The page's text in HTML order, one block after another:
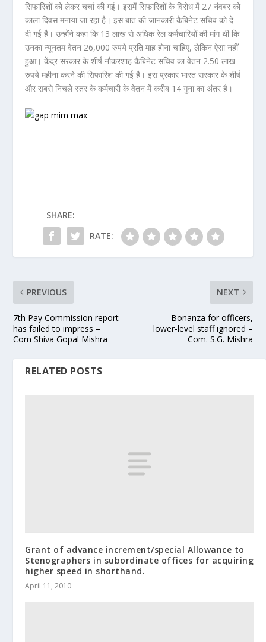
सिफारिशों को लेकर चर्चा की गई। इसमें सिफारिशों के विरोध में 27 नंवबर को
काला दिवस मनाया जा रहा है। इस बात की जानकारी कैबिनेट सचिव को दे
दी गई है। उन्होंने कहा कि 13 लाख से अधिक रेल कर्मचारियों की मांग थी कि
उनका न्यूनतम वेतन 26,000 रुपये प्रति माह होना चाहिए, लेकिन ऐसा नहीं
हुआ। केंद्र सरकार के शीर्ष नौकरशाह कैबिनेट सचिव का वेतन 2.50 लाख
रुपये महीना करने की सिफारिश की गई है। इस प्रकार भारत सरकार के शीर्ष
और सबसे निचले स्तर के कर्मचारी के वेतन में करीब 14 गुना का अंतर है।
SHARE:
RATE:
PREVIOUS
7th Pay Commission report
has failed to impress –
Com Shiva Gopal Mishra
NEXT
Bonanza for officers,
lower-level staff ignored –
Com. S.G. Mishra
RELATED POSTS
Grant of advance increment/special Allowance to
Stenographers in subordinate offices for acquiring
higher speed in shorthand.
April 11, 2010